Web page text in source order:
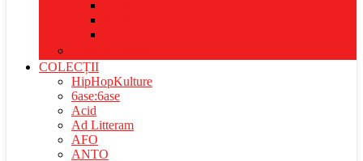
COLECȚII
HipHopKulture
6ase:6ase
Acid
Ad Litteram
AFO
ANTO